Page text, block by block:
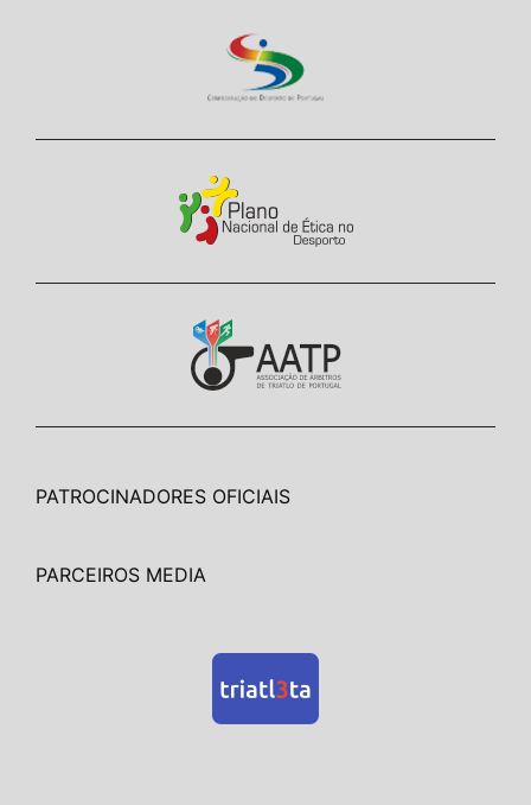
PATROCINADORES OFICIAIS
PARCEIROS MEDIA